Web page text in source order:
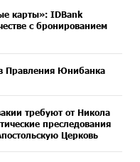
карты»: IDBank
с бронированием
Правления Юнибанка
требуют от Никола
преследования
Церковь